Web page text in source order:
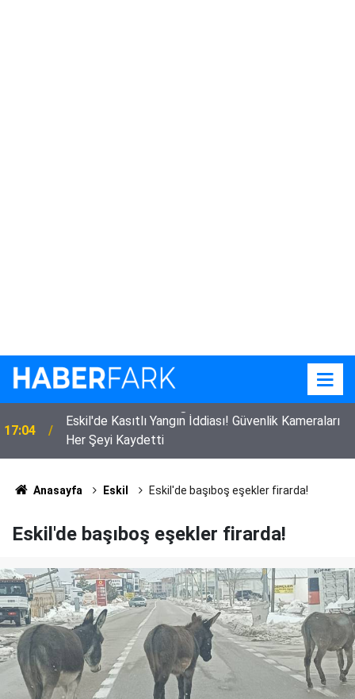
17:04
Eskil'de Kasıtlı Yangın İddiası! Güvenlik Kameraları
Her Şeyi Kaydetti
Anasayfa Eskil Eskil'de başıboş eşekler firarda!
Eskil'de başıboş eşekler firarda!